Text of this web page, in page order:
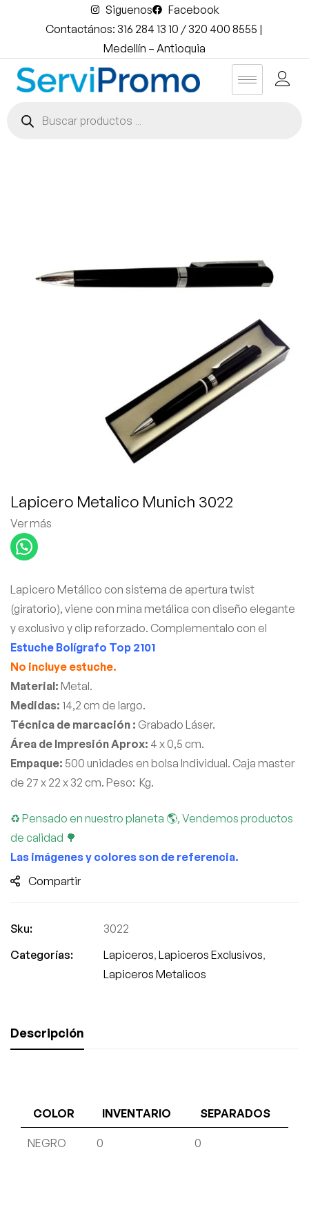
Siguenos
Facebook
Contactános: 316 284 13 10 / 320 400 8555 |
Medellín – Antioquia
Lapicero Metalico Munich 3022
Ver más
Lapicero Metálico con sistema de apertura twist
(giratorio), viene con mina metálica con diseño elegante
y exclusivo y clip reforzado. Complementalo con el
Estuche Bolígrafo Top 2101
No incluye estuche.
Material: Metal.
Medidas: 14,2 cm de largo.
Técnica de marcación : Grabado Láser.
Área de Impresión Aprox: 4 x 0,5 cm.
Empaque: 500 unidades en bolsa Individual. Caja master
de 27 x 22 x 32 cm. Peso: Kg.
♻ Pensado en nuestro planeta 🌎, Vendemos productos
de calidad 🌳
Las imágenes y colores son de referencia.
Compartir
Sku:
3022
Categorías:
Lapiceros, Lapiceros Exclusivos,
Lapiceros Metalicos
Descripción
COLOR INVENTARIO SEPARADOS
NEGRO 0 0